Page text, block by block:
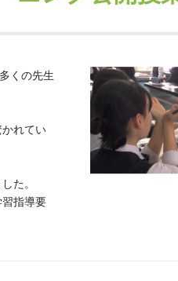
くの先生
れてい
た。
指導要